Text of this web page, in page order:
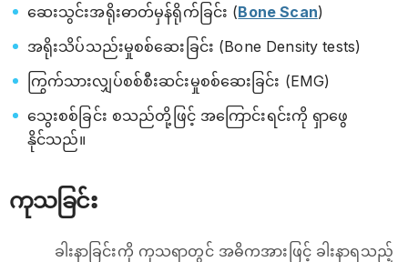
ဆေးသွင်းအရိုးဓာတ်မှန်ရိုက်ခြင်း (Bone Scan)
အရိုးသိပ်သည်းမှုစစ်ဆေးခြင်း (Bone Density tests)
ကြွက်သားလျှပ်စစ်စီးဆင်းမှုစစ်ဆေးခြင်း (EMG)
သွေးစစ်ခြင်း စသည်တို့ဖြင့် အကြောင်းရင်းကို ရှာဖွေ
နိုင်သည်။
ကုသခြင်း
ခါးနာခြင်းကို ကုသရာတွင် အဓိကအားဖြင့် ခါးနာရသည့်